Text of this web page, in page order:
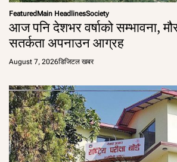
FeaturedMain HeadlinesSociety
आज पनि देशभर वर्षाको सम्भावना,
सतर्कता अपनाउन आग्रह
August 7, 2026डिजिटल खबर